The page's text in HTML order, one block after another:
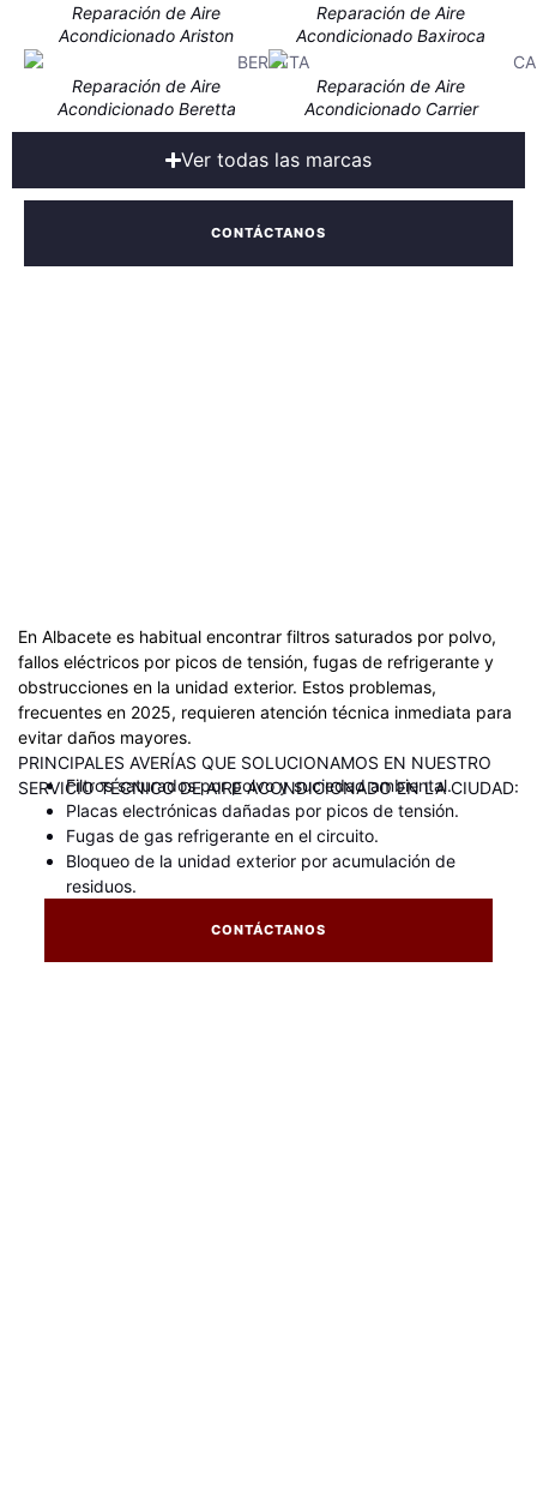
Reparación de Aire
Acondicionado Ariston
Reparación de Aire
Acondicionado Baxiroca
Reparación de Aire
Acondicionado Beretta
Reparación de Aire
Acondicionado Carrier
Ver todas las marcas
CONTÁCTANOS
En Albacete es habitual encontrar filtros saturados por polvo,
fallos eléctricos por picos de tensión, fugas de refrigerante y
obstrucciones en la unidad exterior. Estos problemas,
frecuentes en 2025, requieren atención técnica inmediata para
evitar daños mayores.
PRINCIPALES AVERÍAS QUE SOLUCIONAMOS EN NUESTRO
SERVICIO TÉCNICO DE AIRE ACONDICIONADO EN LA CIUDAD:
Filtros saturados por polvo y suciedad ambiental.
Placas electrónicas dañadas por picos de tensión.
Fugas de gas refrigerante en el circuito.
Bloqueo de la unidad exterior por acumulación de
residuos.
CONTÁCTANOS